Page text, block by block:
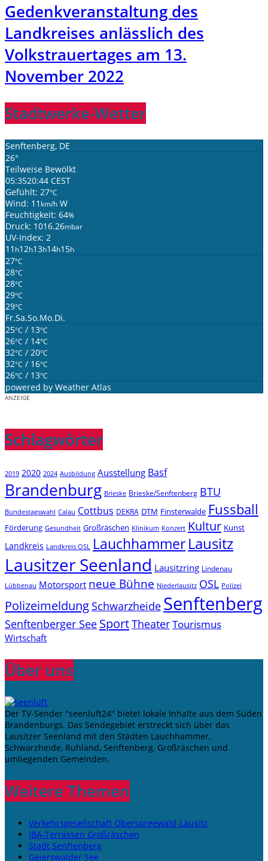
Gedenkveranstaltung des
Landkreises anlässlich des
Volkstrauertages am 13.
November 2022
Stadtwerke-Wetter
Senftenberg, DE
26°
Teilweise Bewölkt
05:3520:44 CEST
Gefühlt: 27°C
Wind: 11 km/h W
Feuchtigkeit: 64%
Druck: 1016.26mbar
UV-Index: 2
11 h12h13h14h15h
27°C
28°C
28°C
29°C
29°C
Fr.Sa.So.Mo.Di.
25°C / 13°C
26°C / 14°C
32°C / 20°C
32°C / 16°C
26°C / 13°C
powered by Weather Atlas
ANZEIGE
Schlagwörter
2019 2020 2024 Ausbildung Ausstellung Basf
Brandenburg Brieske Brieske/Senftenberg BTU
Bundestagswahl Calau Cottbus DEKRA DTM Finsterwalde Fussball
Förderung Gesundheit Großräschen Klinikum Konzert Kultur Kunst
Landkreis Landkreis OSL LauchhammerLausitz
Lausitzer Seenland Lausitzring Lindenau
Lübbenau Motorsport neue Bühne Niederlausitz OSL Polizei
Polizeimeldung Schwarzheide Senftenberg
Senftenberger See SportTheaterTourismus
Wirtschaft
Über uns
Der TV-Sender "seenluft24" bietet lokale Inhalte aus dem Süden
Brandenburgs. Das Sendegebiet erstreckt sich über das
Lausitzer Seenland mit den Städten Lauchhammer,
Schwarzheide, Ruhland, Senftenberg, Großräschen und
umliegenden Gemeinden.
Weitere Themen
Verkehrsgesellschaft Oberspreewald-Lausitz
IBA-Terrassen Großräschen
Stadt Senftenberg
Geierswalder See